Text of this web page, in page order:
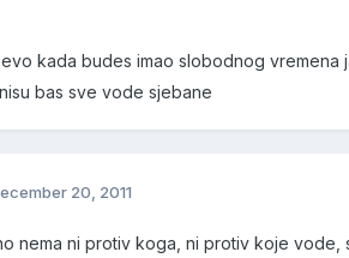
evo kada budes imao slobodnog vremena
bas sve vode sjebane
20, 2011
nema ni protiv koga, ni protiv koje